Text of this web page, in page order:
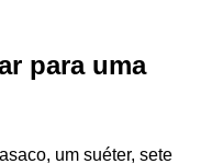
para uma
um suéter, sete